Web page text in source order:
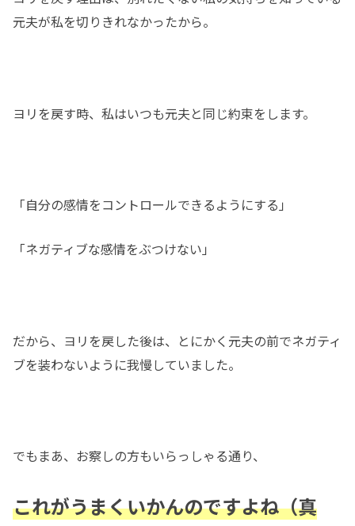
元夫が私を切りきれなかったから。
ヨリを戻す時、私はいつも元夫と同じ約束をします。
「自分の感情をコントロールできるようにする」
「ネガティブな感情をぶつけない」
だから、ヨリを戻した後は、とにかく元夫の前でネガティ
ブを装わないように我慢していました。
でもまあ、お察しの方もいらっしゃる通り、
これがうまくいかんのですよね（真